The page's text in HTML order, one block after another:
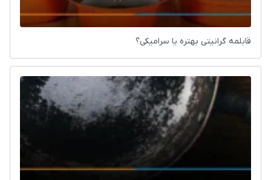
قابلمه گرانیتی بهتره یا سرامیکی؟